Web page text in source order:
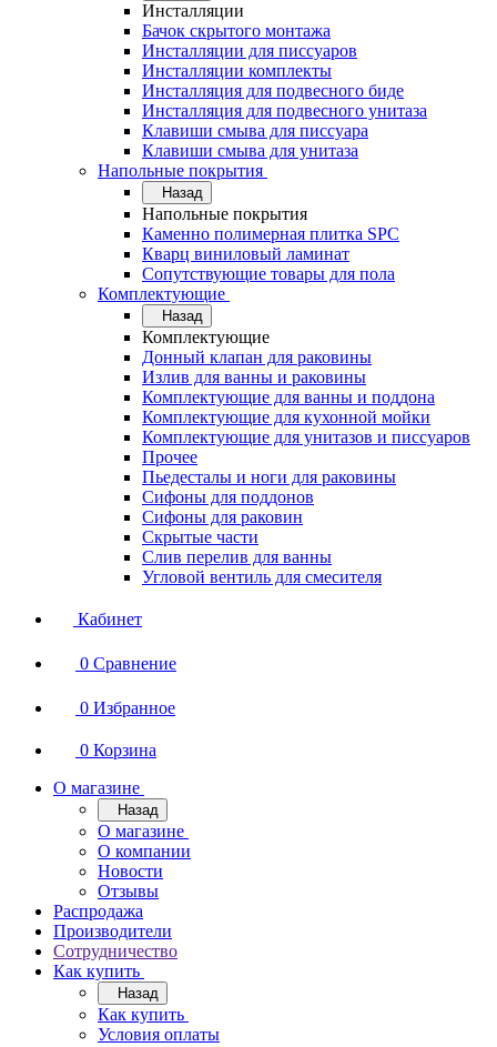
Инсталляции
Бачок скрытого монтажа
Инсталляции для писсуаров
Инсталляции комплекты
Инсталляция для подвесного биде
Инсталляция для подвесного унитаза
Клавиши смыва для писсуара
Клавиши смыва для унитаза
Напольные покрытия
Назад
Напольные покрытия
Каменно полимерная плитка SPC
Кварц виниловый ламинат
Сопутствующие товары для пола
Комплектующие
Назад
Комплектующие
Донный клапан для раковины
Излив для ванны и раковины
Комплектующие для ванны и поддона
Комплектующие для кухонной мойки
Комплектующие для унитазов и писсуаров
Прочее
Пьедесталы и ноги для раковины
Сифоны для поддонов
Сифоны для раковин
Скрытые части
Слив перелив для ванны
Угловой вентиль для смесителя
Кабинет
0 Сравнение
0 Избранное
0 Корзина
О магазине
Назад
О магазине
О компании
Новости
Отзывы
Распродажа
Производители
Сотрудничество
Как купить
Назад
Как купить
Условия оплаты